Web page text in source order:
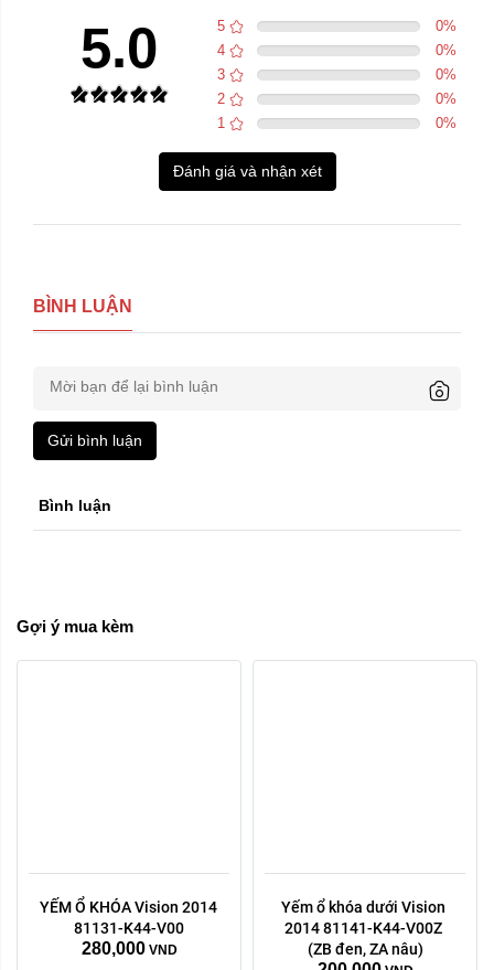
5.0 5 0%
4
0%
3
0%
2
0%
1
0%
Đánh giá và nhận xét
BÌNH LUẬN
Gửi bình luận
Bình luận
Gợi ý mua kèm
YẾM Ổ KHÓA Vision 2014
81131-K44-V00
280,000 VND
Yếm ổ khóa dưới Vision
2014 81141-K44-V00Z
(ZB đen, ZA nâu)
Trái phải:
phải
trái
Trái phải:
phải
trái